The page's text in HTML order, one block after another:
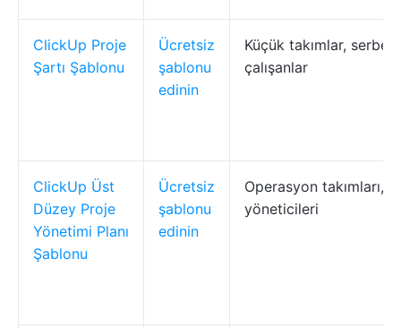
ClickUp Proje
Şartı Şablonu
Ücretsiz
şablonu
edinin
Küçük takımlar, serbest
çalışanlar
ClickUp Üst
Düzey Proje
Yönetimi Planı
Şablonu
Ücretsiz
şablonu
edinin
Operasyon takımları,
yöneticileri